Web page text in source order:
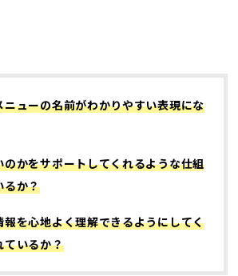
ニューの名前がわかりやすい表現にな
のかをサポートしてくれるような仕組
るか？
報を心地よく理解できるようにしてく
ているか？